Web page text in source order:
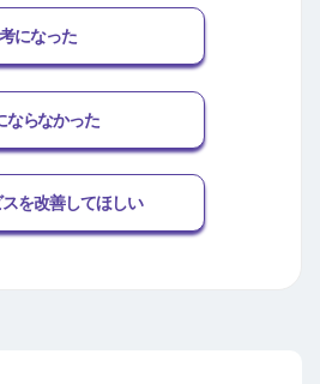
になった
ならなかった
を改善してほしい